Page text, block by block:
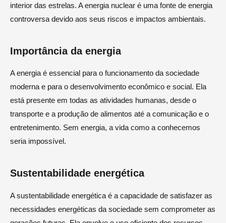
interior das estrelas. A energia nuclear é uma fonte de energia
controversa devido aos seus riscos e impactos ambientais.
Importância da energia
A energia é essencial para o funcionamento da sociedade
moderna e para o desenvolvimento econômico e social. Ela
está presente em todas as atividades humanas, desde o
transporte e a produção de alimentos até a comunicação e o
entretenimento. Sem energia, a vida como a conhecemos
seria impossível.
Sustentabilidade energética
A sustentabilidade energética é a capacidade de satisfazer as
necessidades energéticas da sociedade sem comprometer as